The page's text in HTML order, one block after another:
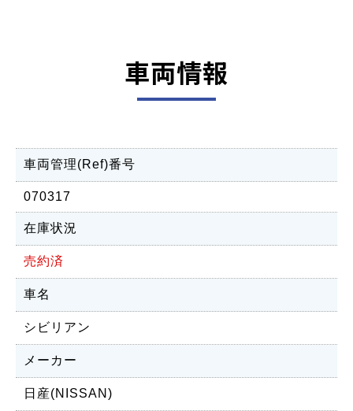
車両情報
車両管理(Ref)番号
070317
在庫状況
売約済
車名
シビリアン
メーカー
日産(NISSAN)